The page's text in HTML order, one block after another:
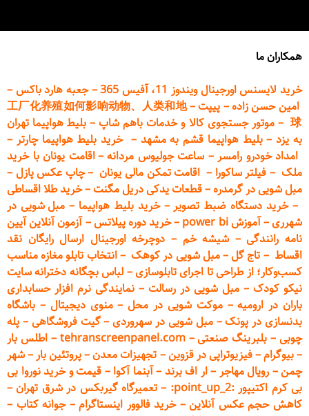
همکاران ما
خرید لایسنس اورجینال ویندوز 11، آفیس 365
–جعبه هارد باکس –
امین حسن زاده– پیپت–
工厂化养殖如何影响动物、人类和地
球
– موتور جستجوی کالا و خدمات باهم شاپ– بلیط هواپیما تهران
به یزد–بلیط هواپیما قشم به مشهد –خرید بلیط هواپیما چارتر –
امداد خودرو رامسر– ساعت جولیوس مردانه–اقامت یونان با خرید
ملک – فیلتر ساکورا – اقامت تمکن مالی یونان –چاپ عکس پازل –
مبل شویی در گرمدره–قطعاتیدکی دریل مگنت–خرید طلا اقساطی
–خرید دستگاه ضبط تصویر–خرید بلیط هواپیما –مبل شویی در
شهرری–آموزش power bi –خرید دورهپیلاتس–آزمون آنلاین آیین
نامه رانندگی– شیشه خم – دوچرخه اورجینال ارسال رایگان نقد
اقساط – تاج گل–مبل شویی در کوهک–انتخاب تابلو مغازه مناسب
کسب‌وکار؛ از طراحی تا اجرای تابلوسازی– لباس بچگانه دخترانه سایت
نیکو کودک – مبل شویی در رسالت – نمایندگی نرم افزار حسابداری
باران در ارومیه–موکت شویی در محل–منوی دیجیتال – باشگاه
بدنسازی در پونک–مبل شویی در سهروردی–گیت فروشگاهی – پله
چوبی – بلبرینگ صنعتی–
tehranscreenpanel.com
–اطلس بار
–بیوگرام–فیزیوتراپی در قزوین– تجهیزات معدن–پروتئین بار–شهر
چمن– رویال مهاجر –ار اف برند –آبنما آکوا – قیمت و خرید نوروا بی
بی کرم اکتیپور :point_up_2:
– تعمیرگاه گیربکس در شرق تهران–
کاهش حجم عکس آنلاین–خرید فالوور اینستاگرام–جوانه کتاب –